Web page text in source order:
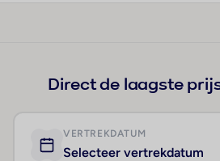
Direct de laagste
VERTREKDATUM
Selecteer vertrekdatum